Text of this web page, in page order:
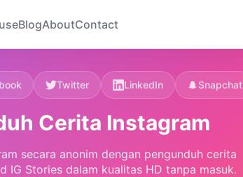
BlogAboutContact
Twitter LinkedIn Snapchat
Cerita Instagram
secara anonim dengan pengunduh cerita
IG Stories dalam kualitas HD tanpa masuk.